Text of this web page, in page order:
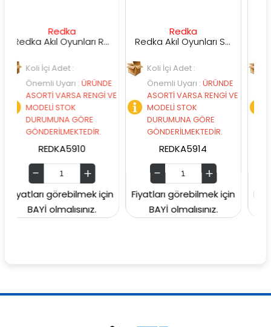
Redka Akıl Oyunları Renk Dedektifi Oyunu
Adet :
Uyarı:ÜRÜNDE
VARSA RENGİ VE
STOK
GÖRE
görebilmek için
olmalısınız.
Redka Akıl Oyunları Strateji Üçgeni Oyunu
Koli İçi Adet :
Önemli Uyarı:ÜRÜNDE
ASORTİ VARSA RENGİ VE
MODELİ STOK
DURUMUNA GÖRE
GÖNDERİLMEKTEDİR.
REDKA5914
Fiyatları görebilmek için
BAYİ olmalısınız.
Koli İçi
Önemli
ASORTİ
MODELİ
Fiyatları
BAYİ